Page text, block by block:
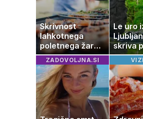
Skrivnost
lahkotnega
poletnega žara,
po katerem ne
boste
potrebovali
popoldanskega
spanca
Le uro
skriva
izlet, ki
ZADOVOLJNA.SI